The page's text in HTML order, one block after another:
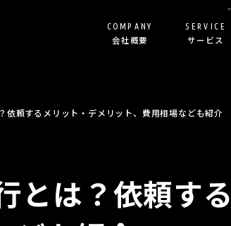
COMPANY
会社概要
SERVICE
サービス
オウンドメディア立ち上
その他サービス
頼するメリット・デメリット、費用相場なども紹介
は？依頼す